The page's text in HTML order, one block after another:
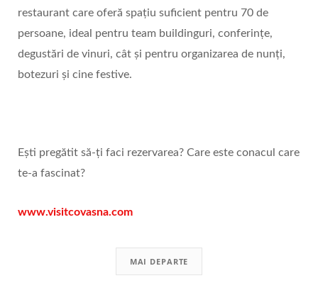
restaurant care oferă spațiu suficient pentru 70 de
persoane, ideal pentru team buildinguri, conferințe,
degustări de vinuri, cât și pentru organizarea de nunți,
botezuri și cine festive.
Ești pregătit să-ți faci rezervarea? Care este conacul care
te-a fascinat?
www.visitcovasna.com
MAI DEPARTE